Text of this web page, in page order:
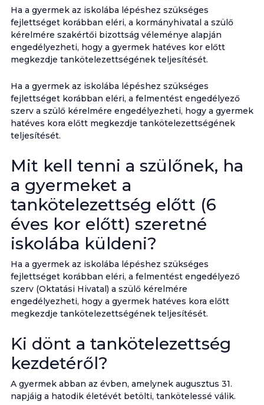
Ha a gyermek az iskolába lépéshez szükséges
fejlettséget korábban eléri, a kormányhivatal a szülő
kérelmére szakértői bizottság véleménye alapján
engedélyezheti, hogy a gyermek hatéves kor előtt
megkezdje tankötelezettségének teljesítését.
Ha a gyermek az iskolába lépéshez szükséges
fejlettséget korábban eléri, a felmentést engedélyező
szerv a szülő kérelmére engedélyezheti, hogy a gyermek
hatéves kora előtt megkezdje tankötelezettségének
teljesítését.
Mit kell tenni a szülőnek, ha
a gyermeket a
tankötelezettség előtt (6
éves kor előtt) szeretné
iskolába küldeni?
Ha a gyermek az iskolába lépéshez szükséges
fejlettséget korábban eléri, a felmentést engedélyező
szerv (Oktatási Hivatal) a szülő kérelmére
engedélyezheti, hogy a gyermek hatéves kora előtt
megkezdje tankötelezettségének teljesítését.
Ki dönt a tankötelezettség
kezdetéről?
A gyermek abban az évben, amelynek augusztus 31.
napjáig a hatodik életévét betölti, tankötelessé válik.